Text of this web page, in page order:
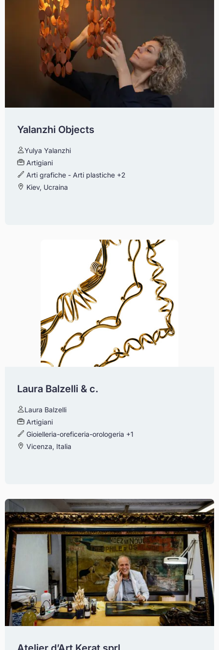
Yalanzhi Objects
Yulya Yalanzhi
Artigiani
Arti grafiche - Arti plastiche +2
Kiev, Ucraina
Laura Balzelli & c.
Laura Balzelli
Artigiani
Gioielleria-oreficeria-orologeria +1
Vicenza, Italia